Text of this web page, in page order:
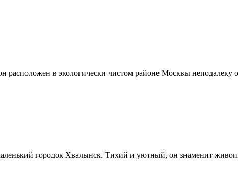
в экологически чистом районе Москвы неподалеку
городок Хвалынск. Тихий и уютный, он знаменит